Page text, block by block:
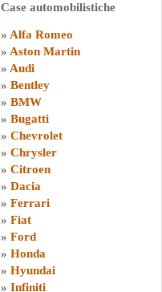
Case automobilistiche
» Alfa Romeo
» Aston Martin
» Audi
» Bentley
» BMW
» Bugatti
» Chevrolet
» Chrysler
» Citroen
» Dacia
» Ferrari
» Fiat
» Ford
» Honda
» Hyundai
» Infiniti